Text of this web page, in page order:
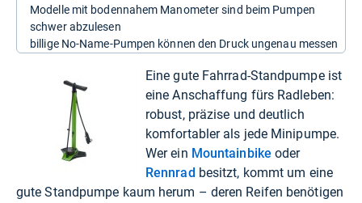
Modelle mit bodennahem Manometer sind beim Pumpen
schwer abzulesen
billige No-Name-Pumpen können den Druck ungenau messen
Eine gute Fahrrad-Standpumpe ist
eine Anschaffung fürs Radleben:
robust, präzise und deutlich
komfortabler als jede Minipumpe.
Wer ein Mountainbike oder
Rennrad besitzt, kommt um eine
gute Standpumpe kaum herum – deren Reifen benötigen